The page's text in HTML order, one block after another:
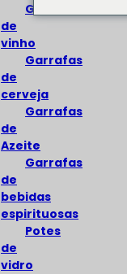
Garrafas
de
vinho
Garrafas
de
cerveja
Garrafas
de
Azeite
Garrafas
de
bebidas
espirituosas
Potes
de
vidro